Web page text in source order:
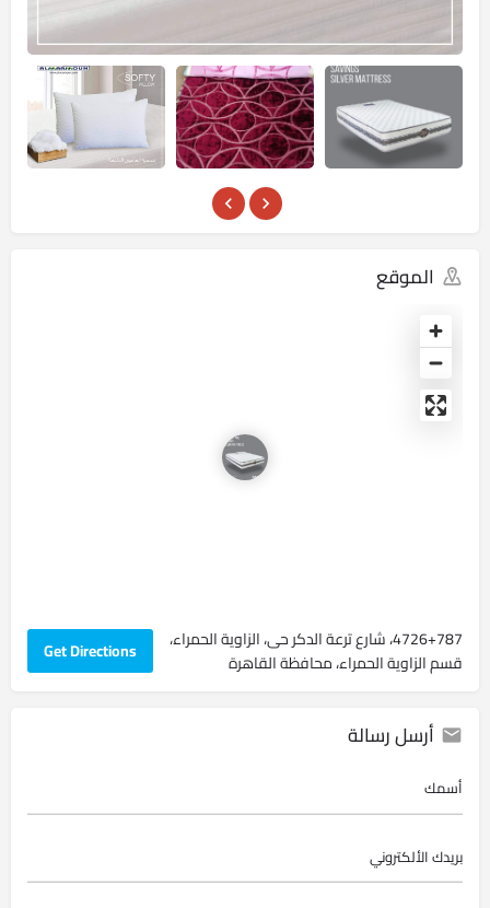
الموقع
4726+787، شارع ترعة الدكر حى، الزاوية الحمراء،
قسم الزاوية الحمراء، محافظة القاهرة‬
Get Directions
أرسل رسالة